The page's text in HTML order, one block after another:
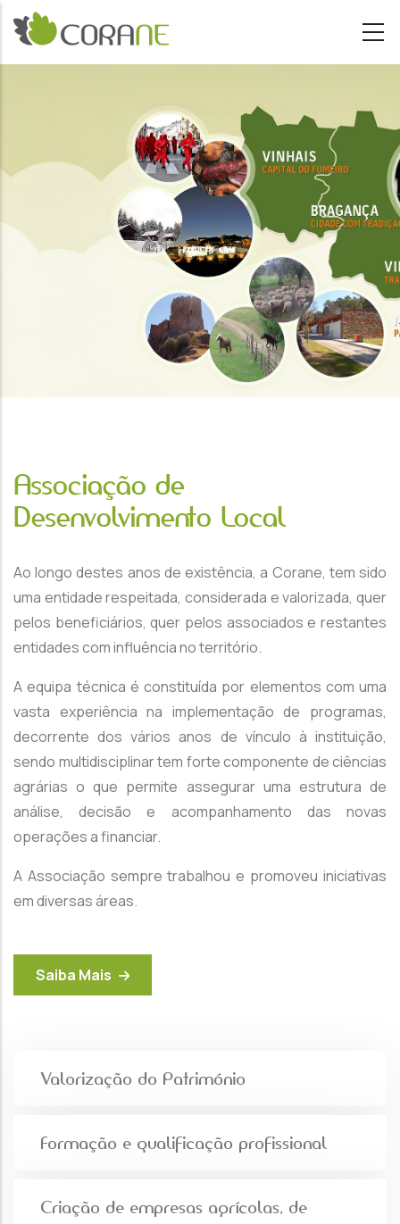
Passar para o conteúdo principal
Associação de
Desenvolvimento Local
Ao longo destes anos de existência, a Corane, tem sido
uma entidade respeitada, considerada e valorizada, quer
pelos beneficiários, quer pelos associados e restantes
entidades com influência no território.
A equipa técnica é constituída por elementos com uma
vasta experiência na implementação de programas,
decorrente dos vários anos de vínculo à instituição,
sendo multidisciplinar tem forte componente de ciências
agrárias o que permite assegurar uma estrutura de
análise, decisão e acompanhamento das novas
operações a financiar.
A Associação sempre trabalhou e promoveu iniciativas
em diversas áreas.
Saiba Mais
Valorização do Património
Formação e qualificação profissional
Criação de empresas agrícolas, de